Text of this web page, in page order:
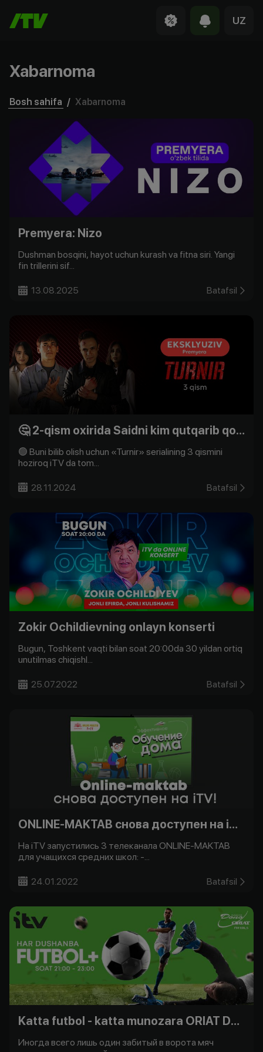
UZ
Xabarnoma
Bosh sahifa / Xabarnoma
Premyera: Nizo
Dushman bosqini, hayot uchun kurash va fitna siri. Yangi
fin trillerini sif...
13.08.2025 Batafsil
🤔 2-qism oxirida Saidni kim qutqarib qoldi?
🟢 Buni bilib olish uchun «Turnir» serialining 3 qismini
hoziroq iTV da tom...
28.11.2024 Batafsil
Zokir Ochildievning onlayn konserti
Bugun, Toshkent vaqti bilan soat 20:00da 30 yildan ortiq
unutilmas chiqishl...
25.07.2022 Batafsil
ONLINE-MAKTAB снова доступен на iTV!
На iTV запустились 3 телеканала ONLINE-MAKTAB
для учащихся средних школ: -...
24.01.2022 Batafsil
Katta futbol - katta munozara ORIAT Dono bilan -
Иногда всего лишь один забитый в ворота мяч